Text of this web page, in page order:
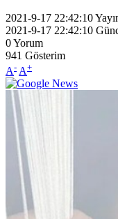
2021-9-17 22:42:10
2021-9-17 22:42:10
0Yorum
941 Gösterim
A- A+